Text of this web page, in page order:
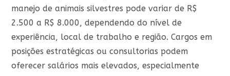
manejo de animais silvestres pode variar de R$
2.500 a R$ 8.000, dependendo do nível de
experiência, local de trabalho e região. Cargos em
posições estratégicas ou consultorias podem
oferecer salários mais elevados, especialmente